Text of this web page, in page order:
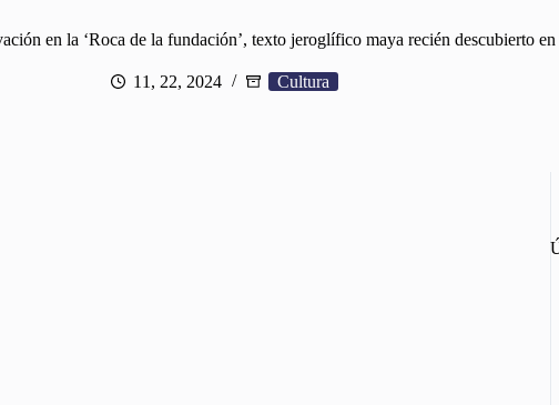
en la ‘Roca de la fundación’, texto jeroglífico maya recién descubierto en
11, 22, 2024 Cultura